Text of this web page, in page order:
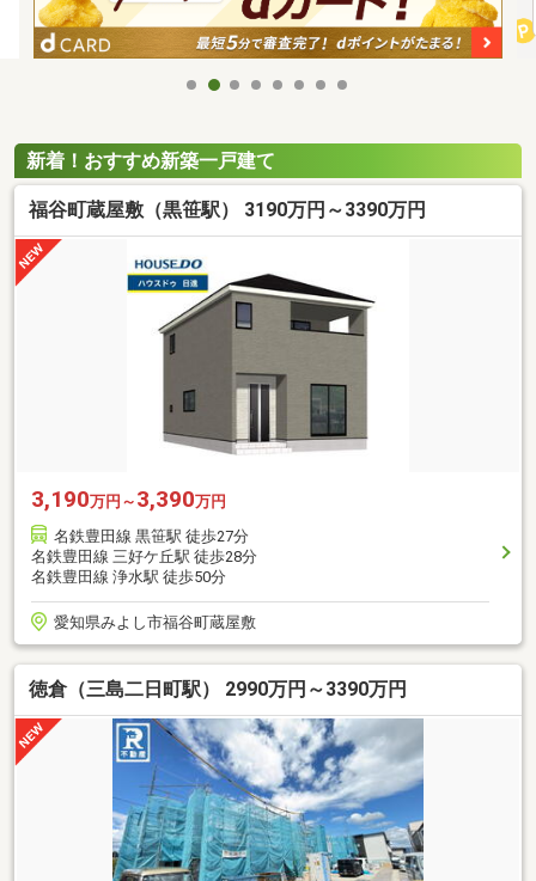
新着！おすすめ新築一戸建て
福谷町蔵屋敷（黒笹駅） 3190万円～3390万円
3,190万円～ 3,390万円
名鉄豊田線 黒笹駅 徒歩27分
名鉄豊田線 三好ケ丘駅 徒歩28分
名鉄豊田線 浄水駅 徒歩50分
愛知県みよし市福谷町蔵屋敷
徳倉（三島二日町駅） 2990万円～3390万円